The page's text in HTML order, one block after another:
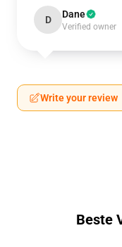
D Dane
Verified owner
Write your review
Beste